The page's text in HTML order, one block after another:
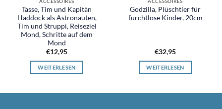
Tasse, Tim und Kapitän
Haddock als Astronauten,
Tim und Struppi, Reiseziel
Mond, Schritte auf dem
Mond
€12,95
WEITERLESEN
Godzilla, Plüschtier für
furchtlose Kinder, 20cm
€32,95
WEITERLESEN